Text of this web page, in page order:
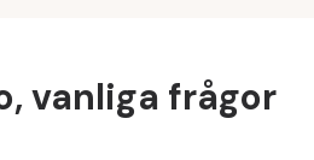
vanliga frågor